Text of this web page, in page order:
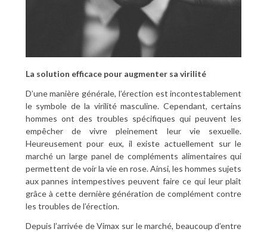
La solution efficace pour augmenter sa virilité
D’une manière générale, l’érection est incontestablement
le symbole de la virilité masculine. Cependant, certains
hommes ont des troubles spécifiques qui peuvent les
empêcher de vivre pleinement leur vie sexuelle.
Heureusement pour eux, il existe actuellement sur le
marché un large panel de compléments alimentaires qui
permettent de voir la vie en rose. Ainsi, les hommes sujets
aux pannes intempestives peuvent faire ce qui leur plaît
grâce à cette dernière génération de complément contre
les troubles de l’érection.
Depuis l’arrivée de Vimax sur le marché, beaucoup d’entre